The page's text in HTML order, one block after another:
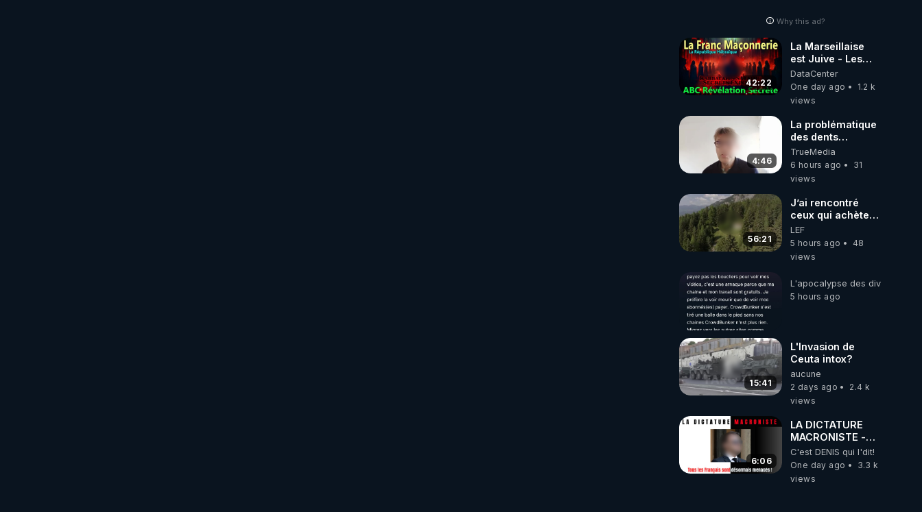
Why this ad?
42:22
La Marseillaise
est Juive - Les
Reseaux - Gallia
et la France -
Symbolisme
DataCenter
One day ago
1.2 k
views
4:46
La problématique
des dents
dévitalisées et
des implants
TrueMedia
6 hours ago
31
views
56:21
J’ai rencontré
ceux qui achètent
des bunkers pour
survivre à la fin
du monde
LEF
5 hours ago
48
views
L'apocalypse des divulgations
5 hours ago
15:41
L'Invasion de
Ceuta intox?
aucune
2 days ago
2.4 k
views
6:06
LA DICTATURE
MACRONISTE -
Tous les Français
sont désormais
menacés !
C'est DENIS qui l'dit!
One day ago
3.3 k
views